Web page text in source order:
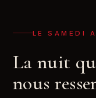
LE SAMEDI
La nuit
nous